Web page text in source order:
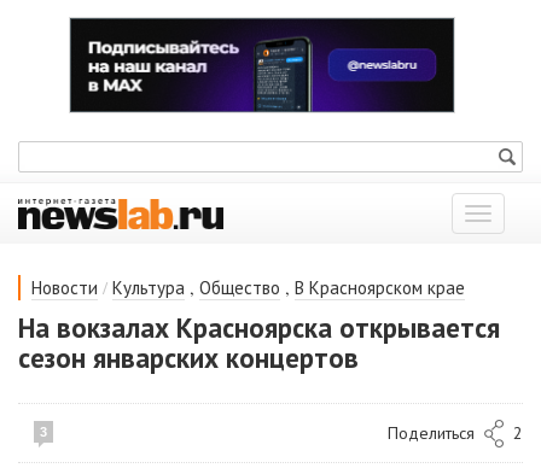
Показать
меню
Новости / Культура , Общество , В Красноярском крае
На вокзалах Красноярска открывается
сезон январских концертов
3 Поделиться 2